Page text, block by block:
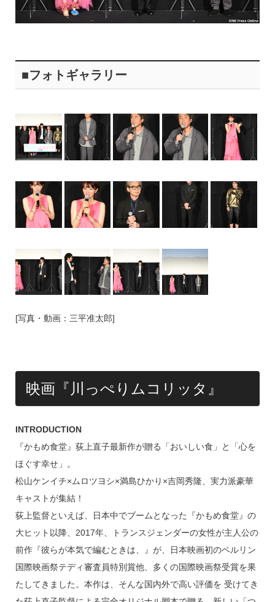
■フォトギャラリー
[写真・動画：三平准太郎]
映画『川っぺりムコリッタ』
INTRODUCTION
『かもめ食堂』荻上直子最新作が贈る「おいしい食」と「心を
ほぐす幸せ」。
松山ケンイチ×ムロツヨシ×満島ひかり×吉岡秀隆、実力派豪華
キャストが集結！
荻上監督といえば、日本中でブームとなった『かもめ食堂』の
大ヒット以降、2017年、トランスジェンダーの女性が主人公の
前作『彼らが本気で編むときは、』が、日本映画初のベルリン
国際映画祭テディ審査員特別賞他、多くの国際映画祭受賞を果
たしてきました。本作は、そんな国内外で高い評価を 受けてき